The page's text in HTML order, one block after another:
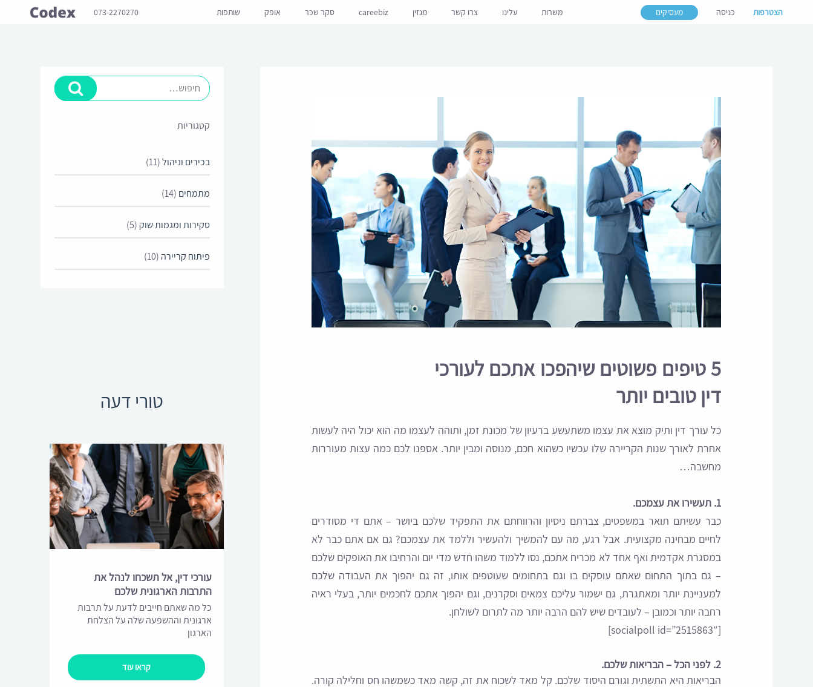
הצטרפות כניסה מעסיקים משרות עלינו צרו קשר מגזין careebiz סקר שכר אופק שותפות 073-2270270
5 טיפים פשוטים שיהפכו אתכם לעורכי
דין טובים יותר
כל עורך דין ותיק מוצא את עצמו משתעשע ברעיון של מכונת זמן, ותוהה לעצמו מה הוא יכול היה לעשות
אחרת לאורך שנות הקריירה שלו עכשיו כשהוא חכם, מנוסה ומבין יותר. אספנו לכם כמה עצות מעוררות
מחשבה…
1. תעשירו את עצמכם.
כבר עשיתם תואר במשפטים, צברתם ניסיון והרווחתם את התפקיד שלכם ביושר – אתם די מסודרים
לחיים מבחינה מקצועית. אבל רגע, מה עם להמשיך ולהעשיר וללמד את עצמכם? גם אם אתם כבר לא
במסגרת אקדמית ואף אחד לא מכריח אתכם, נסו ללמוד משהו חדש מדי יום והרחיבו את האופקים שלכם
– גם בתוך התחום שאתם עוסקים בו וגם בתחומים שעוטפים אותו, זה גם יהפוך את העבודה שלכם
למעניינת יותר ומאתגרת, גם ישמור עליכם צמאים וסקרנים, וגם יהפוך אתכם לחכמים יותר, בעלי ראיה
רחבה יותר וכמובן – לעובדים שיש להם הרבה יותר מה לתרום לשולחן.
[socialpoll id=”2515863″]
2. לפני הכל – הבריאות שלכם.
הבריאות היא התשתית וגורם היסוד שלכם. קל מאד לשכוח את זה, קשה מאד כשמשהו חס וחלילה קורה.
קטגוריות
בכירים וניהול(11)
מתמחים (14)
סקירות ומגמות שוק (5)
פיתוח קריירה (10)
טורי דעה
עורכי דין, אל תשכחו לנהל את
התרבות הארגונית שלכם
כל מה שאתם חייבים לדעת על תרבות
ארגונית וההשפעה שלה על הצלחת
הארגון
קראו עוד